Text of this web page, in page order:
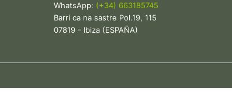
WhatsApp: (+34) 663185745
Barri ca na sastre Pol.19, 115
07819 - Ibiza (ESPAÑA)